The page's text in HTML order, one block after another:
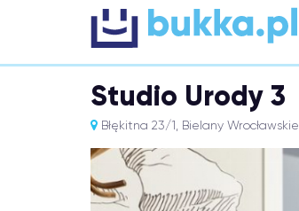
Studio Urody 3
Błękitna 23/1, Bielany Wrocławskie